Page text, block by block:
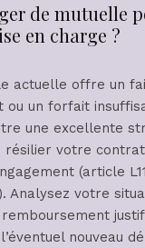
de mutuelle
en charge ?
actuelle offre un
ou un forfait
une excellente
résilier votre
(article
Analysez votre
nouveau